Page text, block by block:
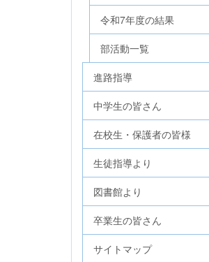
令和7年度の結果
部活動一覧
進路指導
中学生の皆さん
在校生・保護者の皆様
生徒指導より
図書館より
卒業生の皆さん
サイトマップ